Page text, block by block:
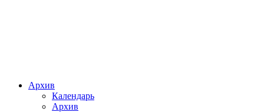
Архив
Календарь
Архив